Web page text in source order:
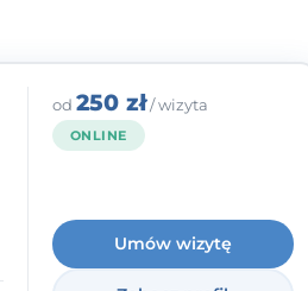
od 250 zł/ wizyta
ONLINE
Umów wizytę